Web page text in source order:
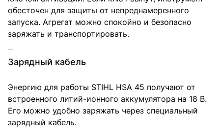
обесточен для защиты от непреднамеренного
запуска. Агрегат можно спокойно и безопасно
заряжать и транспортировать.
Зарядный кабель
Энергию для работы STIHL HSA 45 получают от
встроенного литий-ионного аккумулятора на 18 В.
Его можно удобно заряжать через специальный
зарядный кабель.